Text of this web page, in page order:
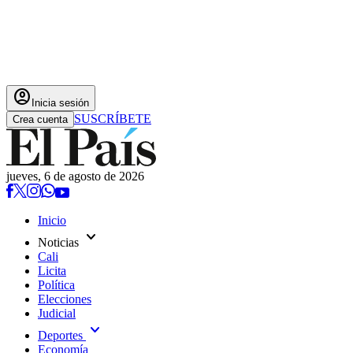
account_circle Inicia sesión
Crea cuenta SUSCRÍBETE
jueves, 6 de agosto de 2026
Inicio
Noticias expand_more
Cali
Licita
Política
Elecciones
Judicial
Deportes expand_more
Economía